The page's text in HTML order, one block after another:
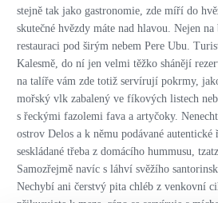
stejně tak jako gastronomie, zde míří do
skutečné hvězdy máte nad hlavou. Nejen
restauraci pod širým nebem Pere Ubu.
Kalesmě, do ní jen velmi těžko shánějí
na talíře vám zde totiž servírují pokrmy,
mořský vlk zabalený ve fíkových listech
s řeckými fazolemi fava a artyčoky.
ostrov Delos a k němu podávané autentické
seskládané třeba z domácího hummusu,
Samozřejmě navíc s láhví svěžího
Nechybí ani čerstvý pita chléb z venkovní